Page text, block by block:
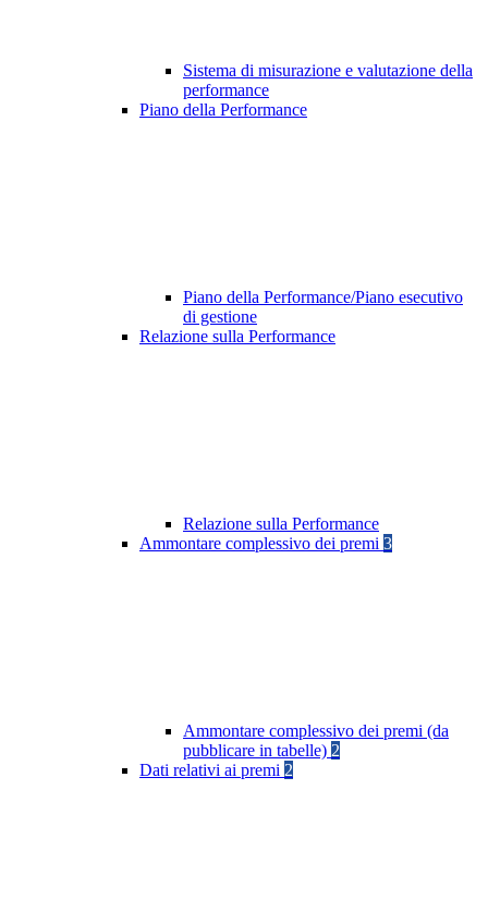
Sistema di misurazione e valutazione della
performance
Piano della Performance
Piano della Performance/Piano esecutivo
di gestione
Relazione sulla Performance
Relazione sulla Performance
Ammontare complessivo dei premi 3
Ammontare complessivo dei premi (da
pubblicare in tabelle) 2
Dati relativi ai premi 2